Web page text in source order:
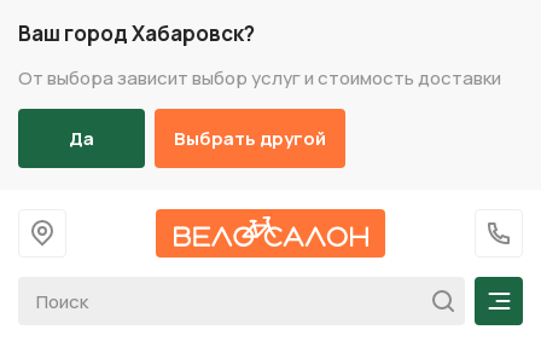
Ваш город Хабаровск?
От выбора зависит выбор услуг и стоимость доставки
Да Выбрать другой
На главную
+7